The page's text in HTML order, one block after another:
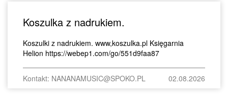
Koszulka z nadrukiem.
Koszulki z nadrukiem. www,koszulka.pl Księgarnia
Helion https://webep1.com/go/551d9faa87
Kontakt: NANANAMUSIC@SPOKO.PL 02.08.2026